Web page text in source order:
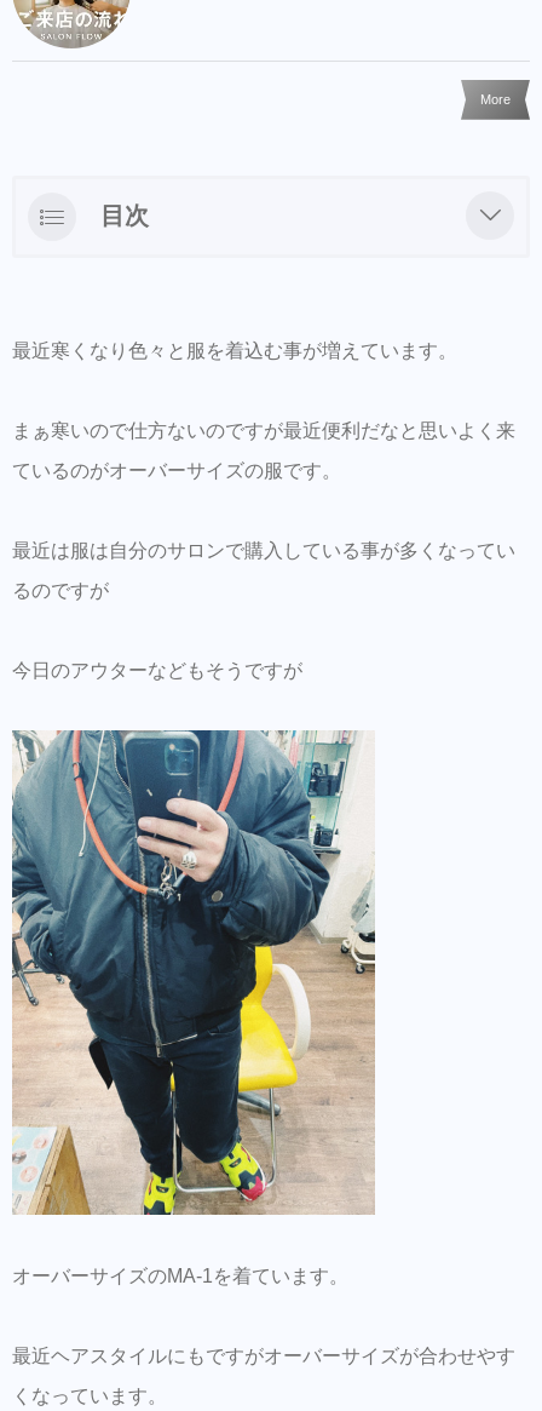
More
目次
Hair Trenza INTERNATIONAL
とスムーズに施術可能です。
同時にこちらもダウンロードして頂き新規登
ができます。
モーション特化型美容師オンラインサロン
【Routine 】メンバー募集中
最近寒くなり色々と服を着込む事が増えています。
まぁ寒いので仕方ないのですが最近便利だなと思いよく来
ているのがオーバーサイズの服です。
最近は服は自分のサロンで購入している事が多くなってい
るのですが
今日のアウターなどもそうですが
オーバーサイズのMA-1を着ています。
最近ヘアスタイルにもですがオーバーサイズが合わせやす
くなっています。